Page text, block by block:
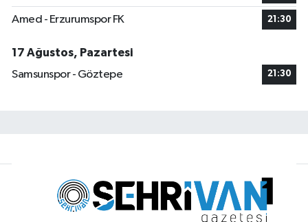
Amed - Erzurumspor FK 21:30
17 Ağustos, Pazartesi
Samsunspor - Göztepe
21:30